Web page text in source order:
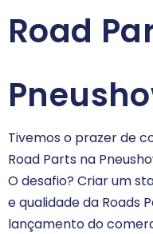
Road
Tivemos o prazer de
Road Parts na
O desafio? Criar um
e qualidade da Roads
lançamento do